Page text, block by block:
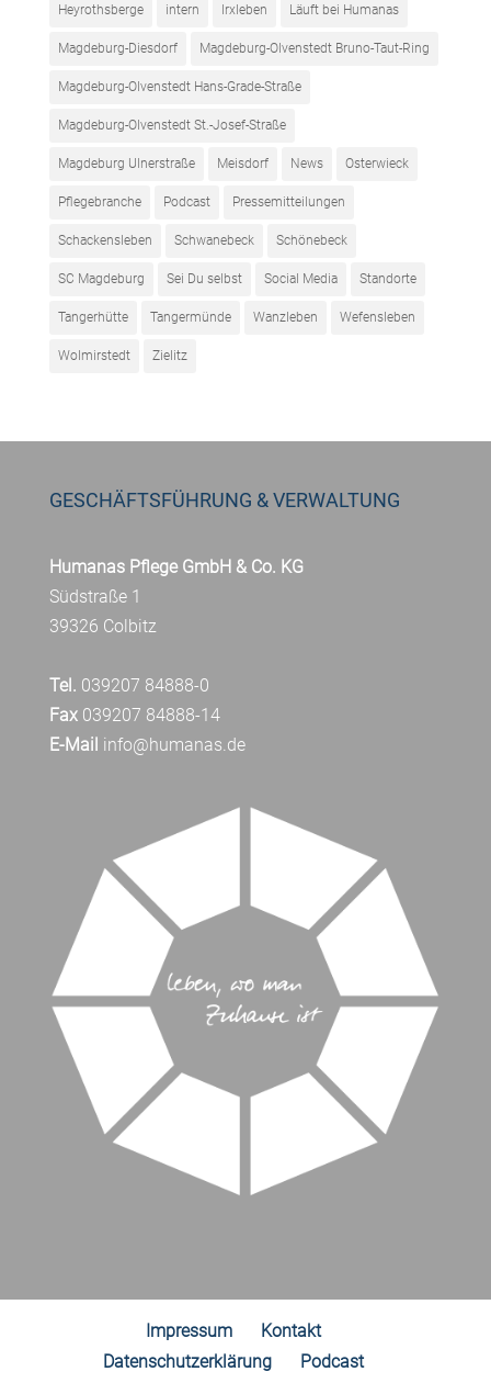
Heyrothsberge intern Irxleben Läuft bei Humanas
Magdeburg-Diesdorf Magdeburg-Olvenstedt Bruno-Taut-Ring
Magdeburg-Olvenstedt Hans-Grade-Straße
Magdeburg-Olvenstedt St.-Josef-Straße
Magdeburg Ulnerstraße Meisdorf News Osterwieck
Pflegebranche Podcast Pressemitteilungen
Schackensleben Schwanebeck Schönebeck
SC Magdeburg Sei Du selbst Social Media Standorte
Tangerhütte Tangermünde Wanzleben Wefensleben
Wolmirstedt Zielitz
GESCHÄFTSFÜHRUNG & VERWALTUNG
Humanas Pflege GmbH & Co. KG
Südstraße 1
39326 Colbitz
Tel. 039207 84888-0
Fax039207 84888-14
E-Mail info@humanas.de
Impressum
Kontakt
Datenschutzerklärung
Podcast